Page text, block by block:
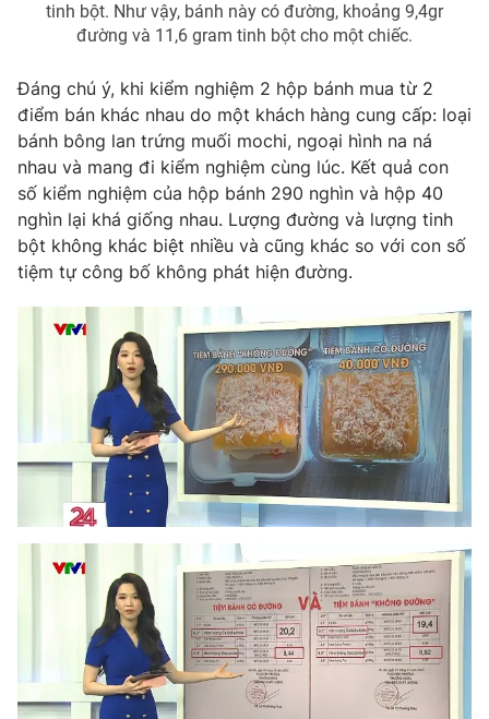
tinh bột. Như vậy, bánh này có đường, khoảng 9,4gr
đường và 11,6 gram tinh bột cho một chiếc.
Đáng chú ý, khi kiểm nghiệm 2 hộp bánh mua từ 2
điểm bán khác nhau do một khách hàng cung cấp: loại
bánh bông lan trứng muối mochi, ngoại hình na ná
nhau và mang đi kiểm nghiệm cùng lúc. Kết quả con
số kiểm nghiệm của hộp bánh 290 nghìn và hộp 40
nghìn lại khá giống nhau. Lượng đường và lượng tinh
bột không khác biệt nhiều và cũng khác so với con số
tiệm tự công bố không phát hiện đường.